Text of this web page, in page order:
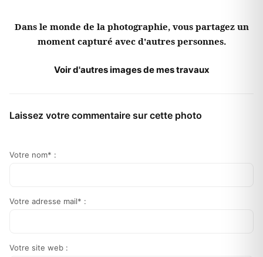
Dans le monde de la photographie, vous partagez un
moment capturé avec d'autres personnes.
Voir d'autres images de mes travaux
Laissez votre commentaire sur cette photo
Votre nom* :
Votre adresse mail* :
Votre site web :